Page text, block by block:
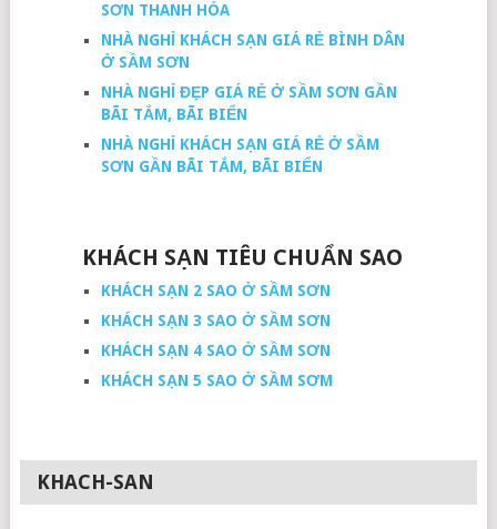
SƠN THANH HÓA
NHÀ NGHỈ KHÁCH SẠN GIÁ RẺ BÌNH DÂN
Ở SẦM SƠN
NHÀ NGHỈ ĐẸP GIÁ RẺ Ở SẦM SƠN GẦN
BÃI TẮM, BÃI BIỂN
NHÀ NGHỈ KHÁCH SẠN GIÁ RẺ Ở SẦM
SƠN GẦN BÃI TẮM, BÃI BIỂN
KHÁCH SẠN TIÊU CHUẨN SAO
KHÁCH SẠN 2 SAO Ở SẦM SƠN
KHÁCH SẠN 3 SAO Ở SẦM SƠN
KHÁCH SẠN 4 SAO Ở SẦM SƠN
KHÁCH SẠN 5 SAO Ở SẦM SƠM
KHACH-SAN